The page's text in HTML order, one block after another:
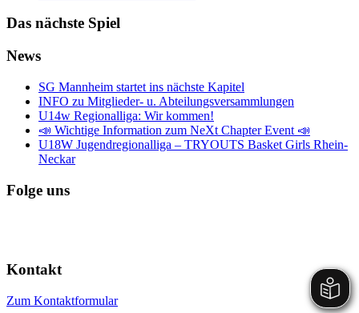
Das nächste Spiel
News
SG Mannheim startet ins nächste Kapitel
INFO zu Mitglieder- u. Abteilungsversammlungen
U14w Regionalliga: Wir kommen!
📣 Wichtige Information zum NeXt Chapter Event 📣
U18W Jugendregionalliga – TRYOUTS Basket Girls Rhein-
Neckar
Folge uns
Kontakt
Zum Kontaktformular